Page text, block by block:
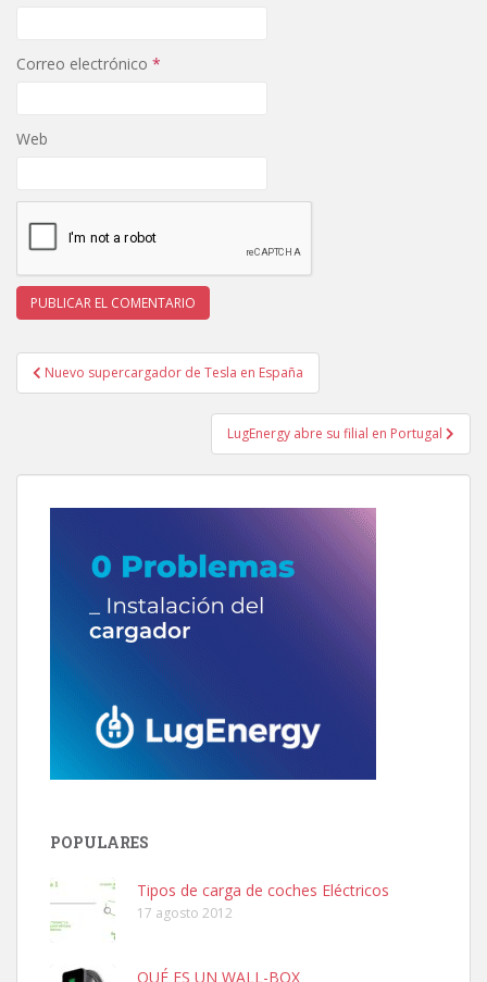
Correo electrónico *
Web
Navegación
de
Nuevo supercargador de Tesla en España
LugEnergy abre su filial en Portugal
POPULARES
Tipos de carga de coches Eléctricos
17 agosto 2012
QUÉ ES UN WALL-BOX